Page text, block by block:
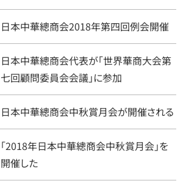
日本中華總商会2018年第四回例会開催
日本中華總商会代表が「世界華商大会第
七回顧問委員会会議」に参加
日本中華總商会中秋賞月会が開催される
「2018年日本中華總商会中秋賞月会」を
開催した